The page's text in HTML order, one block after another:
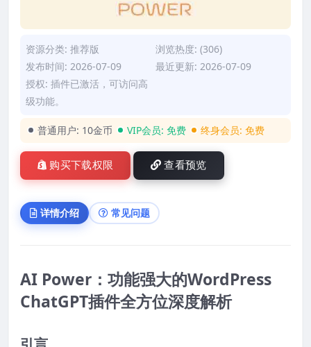
资源分类: 推荐版
浏览热度: (306)
发布时间: 2026-07-09
最近更新: 2026-07-09
授权: 插件已激活，可访问高
级功能。
普通用户: 10金币 VIP会员: 免费 终身会员: 免费
购买下载权限 查看预览
详情介绍 常见问题
AI Power：功能强大的WordPress
ChatGPT插件全方位深度解析